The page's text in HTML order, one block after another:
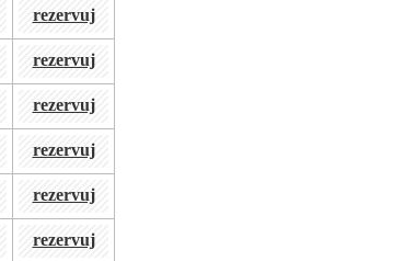
rezervuj
rezervuj
rezervuj
rezervuj
rezervuj
rezervuj